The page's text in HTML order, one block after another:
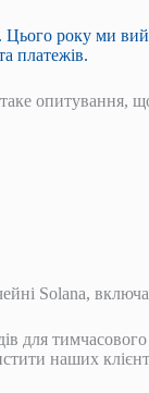
Цього року ми
платежів.
опитування,
Solana,
для тимчасового
наших